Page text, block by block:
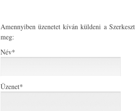
Amennyiben üzenetet kíván küldeni a
meg:
Név*
Üzenet*